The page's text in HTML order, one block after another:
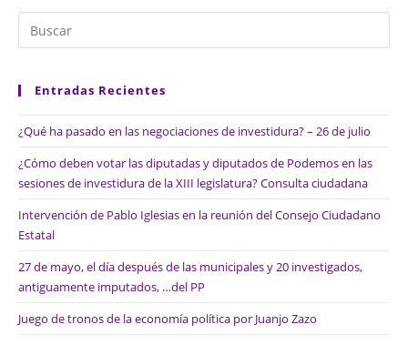
Entradas Recientes
¿Qué ha pasado en las negociaciones de investidura? – 26 de julio
¿Cómo deben votar las diputadas y diputados de Podemos en las
sesiones de investidura de la XIII legislatura? Consulta ciudadana
Intervención de Pablo Iglesias en la reunión del Consejo Ciudadano
Estatal
27 de mayo, el día después de las municipales y 20 investigados,
antiguamente imputados, …del PP
Juego de tronos de la economía política por Juanjo Zazo